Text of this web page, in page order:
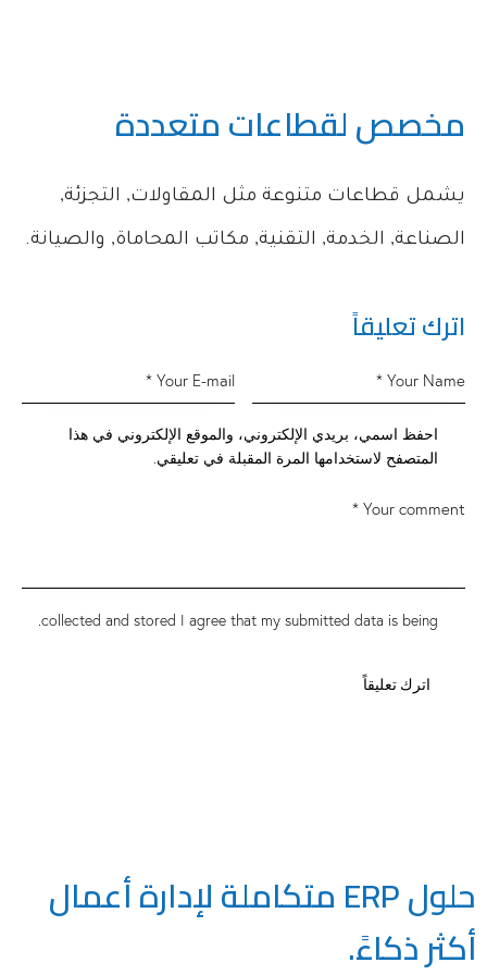
مخصص لقطاعات متعددة
يشمل قطاعات متنوعة مثل المقاولات, التجزئة,
الصناعة, الخدمة, التقنية, مكاتب المحاماة, والصيانة.
اترك تعليقاً
احفظ اسمي، بريدي الإلكتروني، والموقع الإلكتروني في هذا
المتصفح لاستخدامها المرة المقبلة في تعليقي.
I agree that my submitted data is being
collected and stored
.
حلول ERP متكاملة لإدارة أعمال
أكثر ذكاءً.